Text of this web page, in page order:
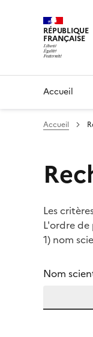
RÉPUBLIQUE
FRANÇAISE
Accueil
Accueil
Les
L'ordre
1) nom
Nom